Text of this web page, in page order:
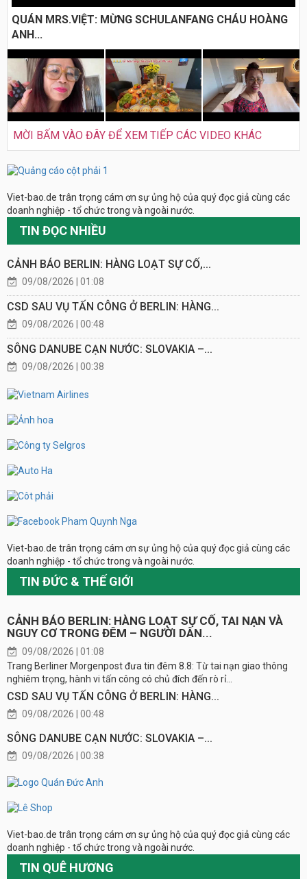
QUÁN MRS.VIỆT: MỪNG SCHULANFANG CHÁU HOÀNG
ANH...
MỜI BẤM VÀO ĐÂY ĐỂ XEM TIẾP CÁC VIDEO KHÁC
Viet-bao.de trân trọng cám ơn sự ủng hộ của quý đọc giả cùng các
doanh nghiệp - tổ chức trong và ngoài nước.
TIN ĐỌC NHIỀU
CẢNH BÁO BERLIN: HÀNG LOẠT SỰ CỐ,...
09/08/2026 | 01:08
CSD SAU VỤ TẤN CÔNG Ở BERLIN: HÀNG...
09/08/2026 | 00:48
SÔNG DANUBE CẠN NƯỚC: SLOVAKIA –...
09/08/2026 | 00:38
Viet-bao.de trân trọng cám ơn sự ủng hộ của quý đọc giả cùng các
doanh nghiệp - tổ chức trong và ngoài nước.
TIN ĐỨC & THẾ GIỚI
CẢNH BÁO BERLIN: HÀNG LOẠT SỰ CỐ, TAI NẠN VÀ
NGUY CƠ TRONG ĐÊM – NGƯỜI DÂN...
09/08/2026 | 01:08
Trang Berliner Morgenpost đưa tin đêm 8.8: Từ tai nạn giao thông
nghiêm trọng, hành vi tấn công có chủ đích đến rò rỉ...
CSD SAU VỤ TẤN CÔNG Ở BERLIN: HÀNG...
09/08/2026 | 00:48
SÔNG DANUBE CẠN NƯỚC: SLOVAKIA –...
09/08/2026 | 00:38
Viet-bao.de trân trọng cám ơn sự ủng hộ của quý đọc giả cùng các
doanh nghiệp - tổ chức trong và ngoài nước.
TIN QUÊ HƯƠNG